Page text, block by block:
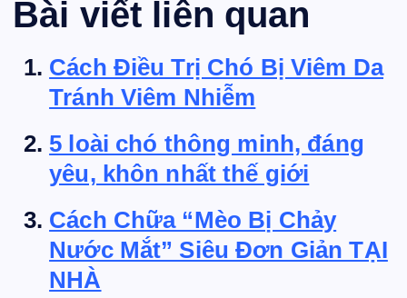
Bài viết liên quan
Cách Điều Trị Chó Bị Viêm Da
Tránh Viêm Nhiễm
5 loài chó thông minh, đáng
yêu, khôn nhất thế giới
Cách Chữa “Mèo Bị Chảy
Nước Mắt” Siêu Đơn Giản TẠI
NHÀ